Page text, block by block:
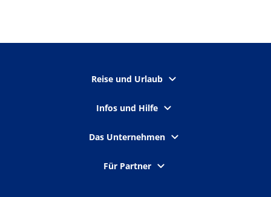
Reise und Urlaub
Infos und Hilfe
Das Unternehmen
Für Partner